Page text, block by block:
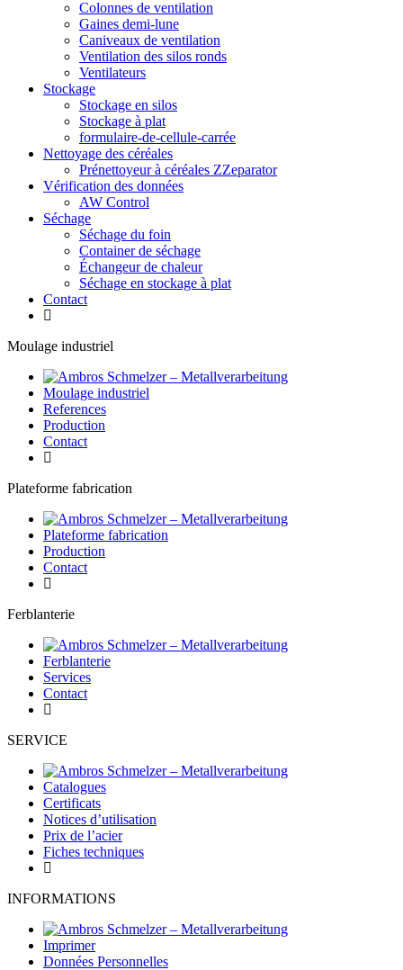
Colonnes de ventilation
Gaines demi-lune
Caniveaux de ventilation
Ventilation des silos ronds
Ventilateurs
Stockage
Stockage en silos
Stockage à plat
formulaire-de-cellule-carrée
Nettoyage des céréales
Prénettoyeur à céréales ZZeparator
Vérification des données
AW Control
Séchage
Séchage du foin
Container de séchage
Échangeur de chaleur
Séchage en stockage à plat
Contact
Moulage industriel
Moulage industriel
References
Production
Contact
Plateforme fabrication
Plateforme fabrication
Production
Contact
Ferblanterie
Ferblanterie
Services
Contact
SERVICE
Catalogues
Certificats
Notices d’utilisation
Prix de l’acier
Fiches techniques
INFORMATIONS
Imprimer
Données Personnelles